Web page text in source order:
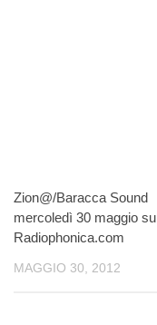
Zion@/Baracca Sound
mercoledì 30 maggio su
Radiophonica.com
MAGGIO 30, 2012